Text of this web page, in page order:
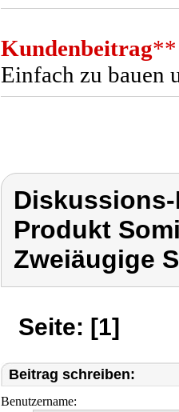
Kundenbeitrag**
Einfach zu bauen
Produkt
Zweiäugige
Seite: [1]
Beitrag schreiben:
Benutzername: